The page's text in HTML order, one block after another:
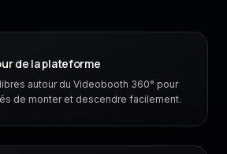
de la plateforme
autour du Videobooth 360° pour
de monter et descendre facilement.